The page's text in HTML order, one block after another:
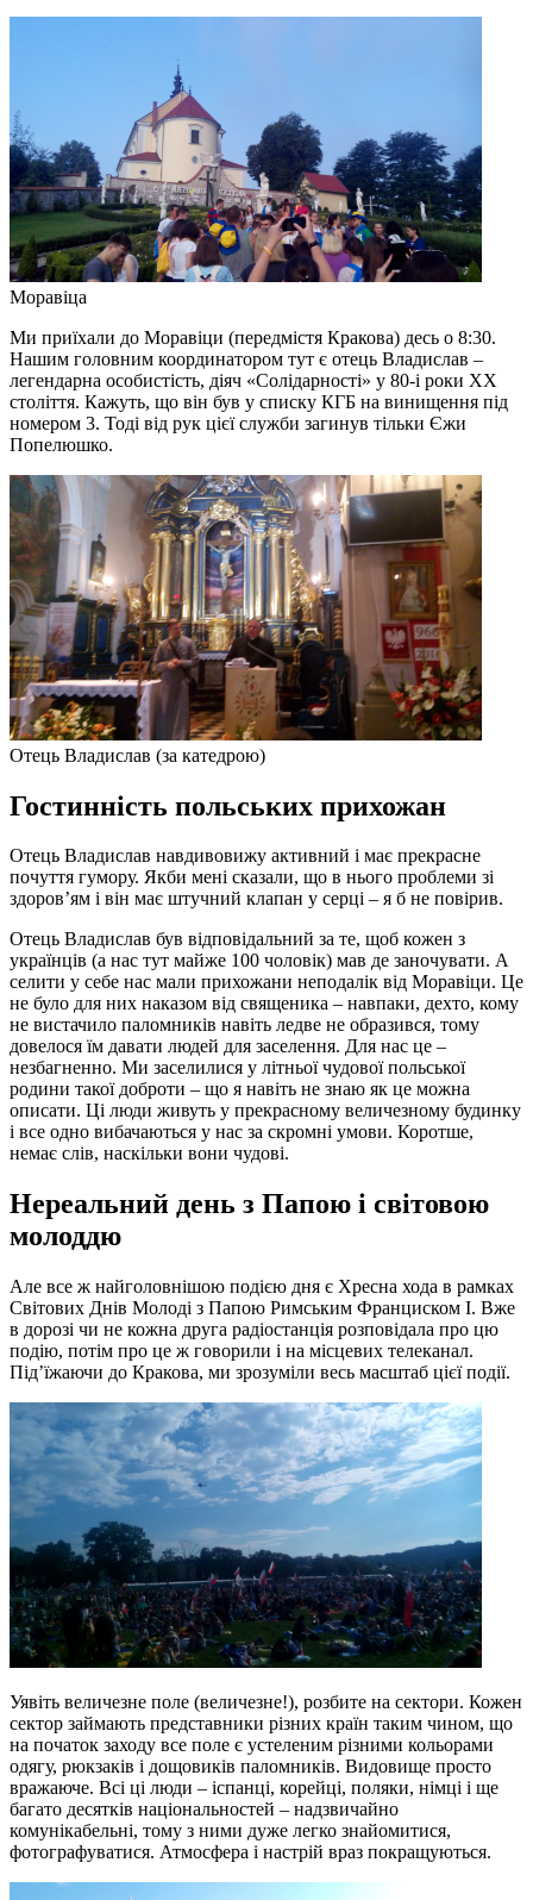
Моравіца
Ми приїхали до Моравіци (передмістя Кракова) десь о 8:30.
Нашим головним координатором тут є отець Владислав –
легендарна особистість, діяч «Солідарності» у 80-і роки ХХ
століття. Кажуть, що він був у списку КГБ на винищення під
номером 3. Тоді від рук цієї служби загинув тільки Єжи
Попелюшко.
Отець Владислав (за катедрою)
Гостинність польських прихожан
Отець Владислав навдивовижу активний і має прекрасне
почуття гумору. Якби мені сказали, що в нього проблеми зі
здоров’ям і він має штучний клапан у серці – я б не повірив.
Отець Владислав був відповідальний за те, щоб кожен з
українців (а нас тут майже 100 чоловік) мав де заночувати. А
селити у себе нас мали прихожани неподалік від Моравіци. Це
не було для них наказом від священика – навпаки, дехто, кому
не вистачило паломників навіть ледве не образився, тому
довелося їм давати людей для заселення. Для нас це –
незбагненно. Ми заселилися у літньої чудової польської
родини такої доброти – що я навіть не знаю як це можна
описати. Ці люди живуть у прекрасному величезному будинку
і все одно вибачаються у нас за скромні умови. Коротше,
немає слів, наскільки вони чудові.
Нереальний день з Папою і світовою
молоддю
Але все ж найголовнішою подією дня є Хресна хода в рамках
Світових Днів Молоді з Папою Римським Франциском І. Вже
в дорозі чи не кожна друга радіостанція розповідала про цю
подію, потім про це ж говорили і на місцевих телеканал.
Під’їжаючи до Кракова, ми зрозуміли весь масштаб цієї події.
Уявіть величезне поле (величезне!), розбите на сектори. Кожен
сектор займають представники різних країн таким чином, що
на початок заходу все поле є устеленим різними кольорами
одягу, рюкзаків і дощовиків паломників. Видовище просто
вражаюче. Всі ці люди – іспанці, корейці, поляки, німці і ще
багато десятків національностей – надзвичайно
комунікабельні, тому з ними дуже легко знайомитися,
фотографуватися. Атмосфера і настрій враз покращуються.